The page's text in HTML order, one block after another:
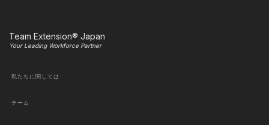
Team Extension® Japan
Your Leading Workforce Partner
私たちに関しては
チーム